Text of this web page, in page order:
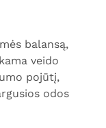
balansą,
veido
pojūtį,
odos